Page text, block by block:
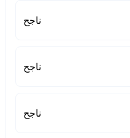
ناجح
ناجح
ناجح